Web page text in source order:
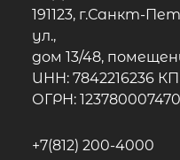
191123, г.Санкт-
ул.,
дом 13/48,
ИНН: 7842216236
ОГРН:
+7(812) 200-4000